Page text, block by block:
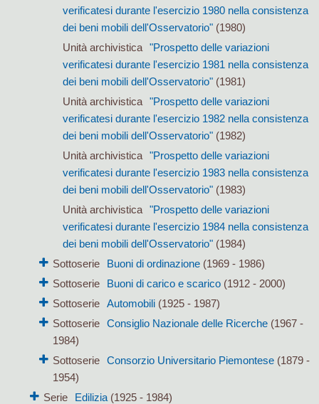
verificatesi durante l'esercizio 1980 nella consistenza
dei beni mobili dell'Osservatorio"(1980)
Unità archivistica
"Prospetto delle variazioni
verificatesi durante l'esercizio 1981 nella consistenza
dei beni mobili dell'Osservatorio"(1981)
Unità archivistica
"Prospetto delle variazioni
verificatesi durante l'esercizio 1982 nella consistenza
dei beni mobili dell'Osservatorio"(1982)
Unità archivistica
"Prospetto delle variazioni
verificatesi durante l'esercizio 1983 nella consistenza
dei beni mobili dell'Osservatorio"(1983)
Unità archivistica
"Prospetto delle variazioni
verificatesi durante l'esercizio 1984 nella consistenza
dei beni mobili dell'Osservatorio"(1984)
Sottoserie
Buoni di ordinazione (1969 - 1986)
Sottoserie
Buoni di carico e scarico (1912 - 2000)
Sottoserie
Automobili (1925 - 1987)
Sottoserie
Consiglio Nazionale delle Ricerche (1967 -
1984)
Sottoserie
Consorzio Universitario Piemontese (1879 -
1954)
Serie
Edilizia(1925 - 1984)